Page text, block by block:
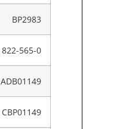
BP2983
822-565-0
ADB01149
CBP01149